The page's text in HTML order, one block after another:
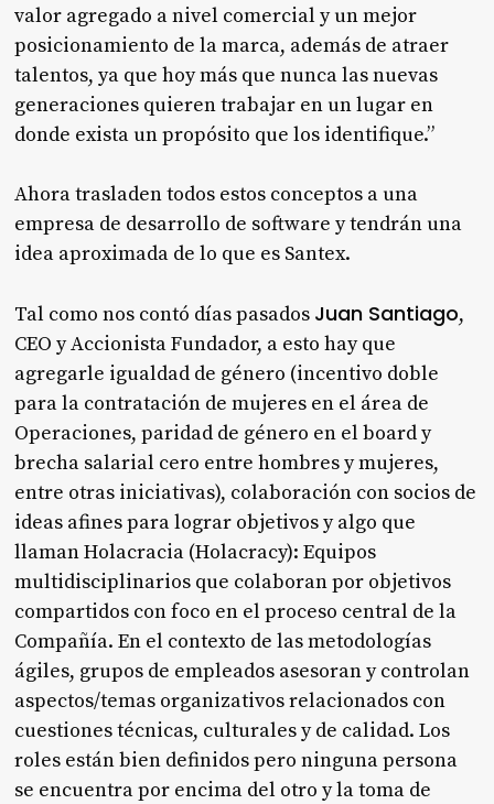
valor agregado a nivel comercial y un mejor
posicionamiento de la marca, además de atraer
talentos, ya que hoy más que nunca las nuevas
generaciones quieren trabajar en un lugar en
donde exista un propósito que los identifique.”
Ahora trasladen todos estos conceptos a una
empresa de desarrollo de software y tendrán una
idea aproximada de lo que es Santex.
Tal como nos contó días pasados Juan Santiago,
CEO y Accionista Fundador, a esto hay que
agregarle igualdad de género (incentivo doble
para la contratación de mujeres en el área de
Operaciones, paridad de género en el board y
brecha salarial cero entre hombres y mujeres,
entre otras iniciativas), colaboración con socios de
ideas afines para lograr objetivos y algo que
llaman Holacracia (Holacracy): Equipos
multidisciplinarios que colaboran por objetivos
compartidos con foco en el proceso central de la
Compañía. En el contexto de las metodologías
ágiles, grupos de empleados asesoran y controlan
aspectos/temas organizativos relacionados con
cuestiones técnicas, culturales y de calidad. Los
roles están bien definidos pero ninguna persona
se encuentra por encima del otro y la toma de